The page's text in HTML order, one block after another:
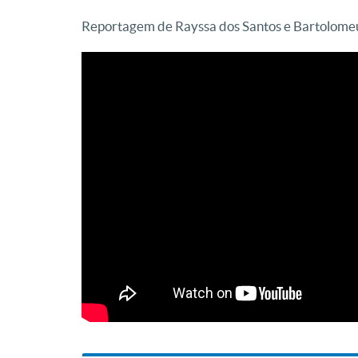
Reportagem de Rayssa dos Santos e